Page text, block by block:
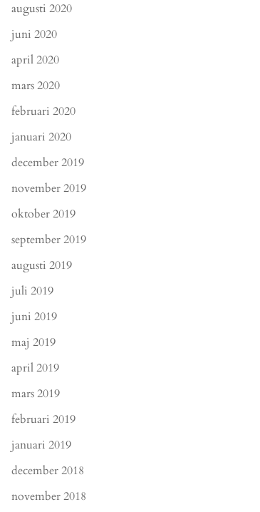
augusti 2020
juni 2020
april 2020
mars 2020
februari 2020
januari 2020
december 2019
november 2019
oktober 2019
september 2019
augusti 2019
juli 2019
juni 2019
maj 2019
april 2019
mars 2019
februari 2019
januari 2019
december 2018
november 2018